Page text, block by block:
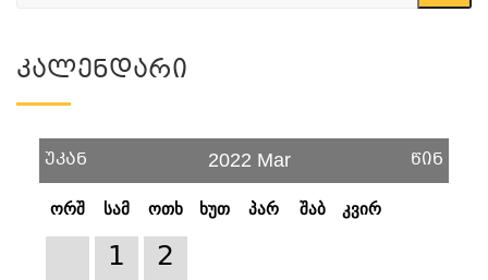
Კალენდარი
უკან 2022 Mar წინ
ორშ სამ ოთხ ხუთ პარ შაბ კვირ
1
2